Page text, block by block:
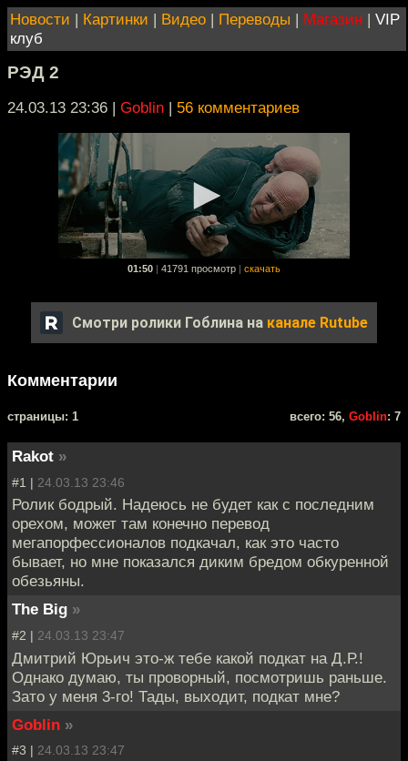
Новости | Картинки | Видео | Переводы | Магазин | VIP
клуб
РЭД 2
24.03.13 23:36 | Goblin | 56 комментариев
01:50 41791 просмотр скачать
Смотри ролики Гоблина на канале Rutube
Комментарии
cтраницы: 1 всего: 56, Goblin: 7
Rakot »
#1 | 24.03.13 23:46
Ролик бодрый. Надеюсь не будет как с последним
орехом, может там конечно перевод
мегапорфессионалов подкачал, как это часто
бывает, но мне показался диким бредом обкуренной
обезьяны.
The Big »
#2 | 24.03.13 23:47
Дмитрий Юрьич это-ж тебе какой подкат на Д.Р.!
Однако думаю, ты проворный, посмотришь раньше.
Зато у меня 3-го! Тады, выходит, подкат мне?
Goblin »
#3 | 24.03.13 23:47